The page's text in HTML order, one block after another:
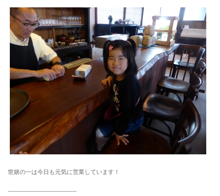
世嬉の一は今日も元気に営業しています！
-----------------------------------